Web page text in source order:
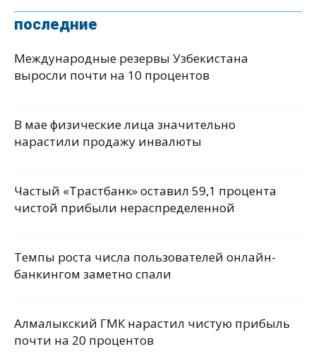
последние
Международные резервы Узбекистана
выросли почти на 10 процентов
В мае физические лица значительно
нарастили продажу инвалюты
Частый «Трастбанк» оставил 59,1 процента
чистой прибыли нераспределенной
Темпы роста числа пользователей онлайн-
банкингом заметно спали
Алмалыкский ГМК нарастил чистую прибыль
почти на 20 процентов